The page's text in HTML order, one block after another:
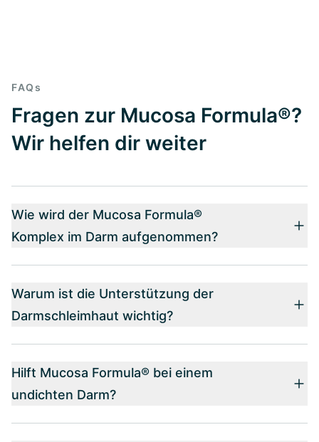
FAQs
Fragen zur Mucosa Formula®?
Wir helfen dir weiter
Wie wird der Mucosa Formula®
Komplex im Darm aufgenommen?
Warum ist die Unterstützung der
Darmschleimhaut wichtig?
Hilft Mucosa Formula® bei einem
undichten Darm?